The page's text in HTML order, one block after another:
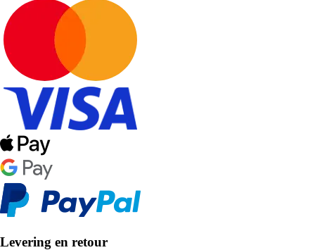
Levering en retour